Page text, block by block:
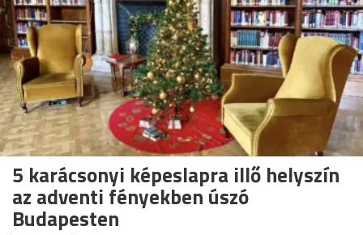
5 karácsonyi képeslapra illő helyszín
az adventi fényekben úszó
Budapesten